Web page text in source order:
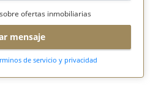
ofertas inmobiliarias
mensaje
de servicio y privacidad